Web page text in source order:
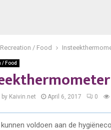
Recreation / Food
/ Food
by Kaivin.net April 6, 2017 0
voldoen aan de